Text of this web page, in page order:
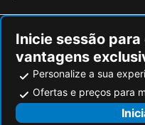
Inicie sessão
vantagens
Personalize a sua
Ofertas e preços para